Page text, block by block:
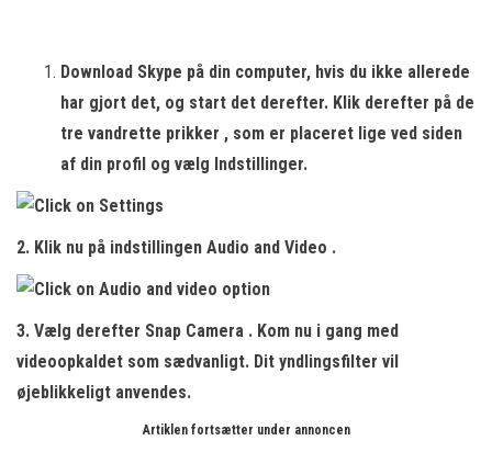
Download Skype på din computer, hvis du ikke allerede
har gjort det, og start det derefter. Klik derefter på de
tre vandrette prikker , som er placeret lige ved siden
af din profil og vælg Indstillinger.
2. Klik nu på indstillingen Audio and Video .
3. Vælg derefter Snap Camera . Kom nu i gang med
videoopkaldet som sædvanligt. Dit yndlingsfilter vil
øjeblikkeligt anvendes.
Artiklen fortsætter under annoncen